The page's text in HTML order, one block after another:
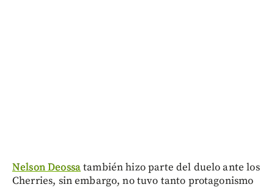
Nelson Deossatambién hizo parte del duelo ante los
Cherries, sin embargo, no tuvo tanto protagonismo